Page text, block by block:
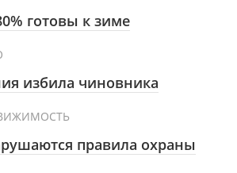
готовы к зиме
избила чиновника
правила охраны